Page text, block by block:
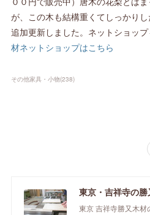
が、この木も結構重くてしっかり
追加更新しました。ネットショップ
材ネットショップはこちら
その他家具・小物(238)
東京 吉祥寺勝又木